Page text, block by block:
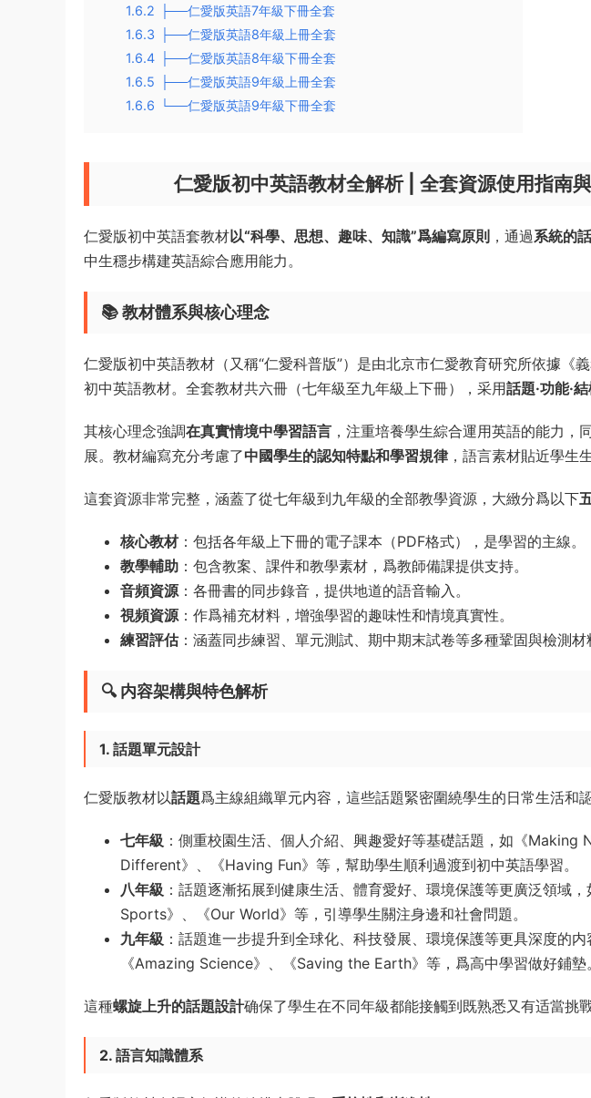
1.6.2
├──仁愛版英語7年級下冊全套
1.6.3
├──仁愛版英語8年級上冊全套
1.6.4
├──仁愛版英語8年級下冊全套
1.6.5
├──仁愛版英語9年級上冊全套
1.6.6
└──仁愛版英語9年級下冊全套
仁愛版初中英語教材全解析 | 全套資源使用指南
仁愛版初中英語套教材以“科學、思想、趣味、知識”爲編寫原則 ，通過系統的
中生穩步構建英語綜合應用能力。
📚教材體系與核心理念
仁愛版初中英語教材（又稱“仁愛科普版”）是由北京市仁愛教育研究所依據《
初中英語教材。全套教材共六冊（七年級至九年級上下冊），采用話題·功能·
其核心理念強調在真實情境中學習語言 ，注重培養學生綜合運用英語的能力，
展。教材編寫充分考慮了中國學生的認知特點和學習規律，語言素材貼近學生
這套資源非常完整，涵蓋了從七年級到九年級的全部教學資源，大緻分爲以下
核心教材：包括各年級上下冊的電子課本（PDF格式），是學習的主線。
教學輔助 ：包含教案、課件和教學素材，爲教師備課提供支持。
音頻資源 ：各冊書的同步錄音，提供地道的語音輸入。
視頻資源 ：作爲補充材料，增強學習的趣味性和情境真實性。
練習評估：涵蓋同步練習、單元測試、期中期末試卷等多種鞏固與檢測材
🔍内容架構與特色解析
1. 話題單元設計
仁愛版教材以話題爲主線組織單元内容，這些話題緊密圍繞學生的日常生活和
七年級 ：側重校園生活、個人介紹、興趣愛好等基礎話題，如《
Different》、《Having Fun》等，幫助學生順利過渡到初中英語學習。
八年級 ：話題逐漸拓展到健康生活、體育愛好、環境保護等更廣泛領域
Sports》、《Our World》等，引導學生關注身邊和社會問題。
九年級 ：話題進一步提升到全球化、科技發展、環境保護等更具深度的
《Amazing Science》、《Saving the Earth》等，爲高中學習做好鋪墊。
這種螺旋上升的話題設計确保了學生在不同年級都能接觸到既熟悉又有适當挑
2. 語言知識體系